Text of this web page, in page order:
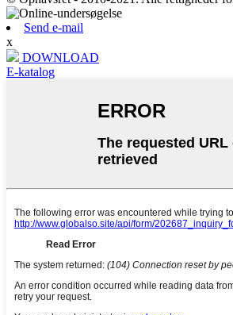
Send e-mail
x
DOWNLOAD
E-katalog